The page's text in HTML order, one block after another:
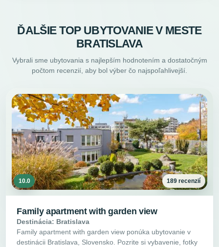
ĎALŠIE TOP UBYTOVANIE V MESTE
BRATISLAVA
Vybrali sme ubytovania s najlepším hodnotením a dostatočným
počtom recenzií, aby bol výber čo najspoľahlivejší.
10.0 189 recenzií
Family apartment with garden view
Destinácia: Bratislava
Family apartment with garden view ponúka ubytovanie v
destinácii Bratislava, Slovensko. Pozrite si vybavenie, fotky